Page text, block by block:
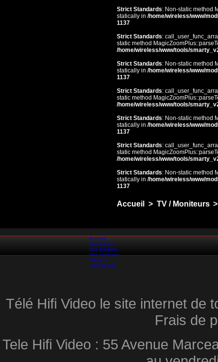
Strict Standards: Non-static method
statically in /home/wireless/www/
1137
Strict Standards:
static method
/home/wireless/www/tools/
Strict Standards: Non-static method
statically in /home/wireless/www/
1137
Strict Standards:
static method
/home/wireless/www/tools/
Strict Standards: Non-static method
statically in /home/wireless/www/
1137
Strict Standards:
static method
/home/wireless/www/tools/
Strict Standards: Non-static method
statically in /home/wireless/www/
1137
Accueil > TV / Moniteurs >
Accueil
Promotions
Nos produits
Nos marques
Contact
Plan du site
Télé Hifi Video le site internet de
Frais de
Tele Hifi Video : 55 Avenue